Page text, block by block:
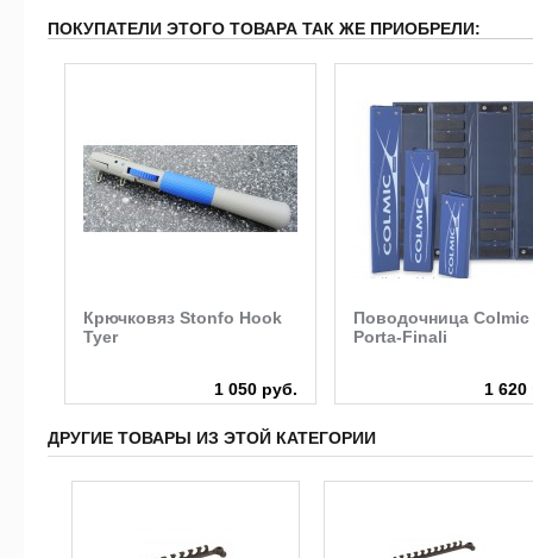
ПОКУПАТЕЛИ ЭТОГО ТОВАРА ТАК ЖЕ ПРИОБРЕЛИ:
Крючковяз Stonfo Hook
Tyer
1 050 руб.
Поводочница Colmic
Porta-Finali
1 620
ДРУГИЕ ТОВАРЫ ИЗ ЭТОЙ КАТЕГОРИИ